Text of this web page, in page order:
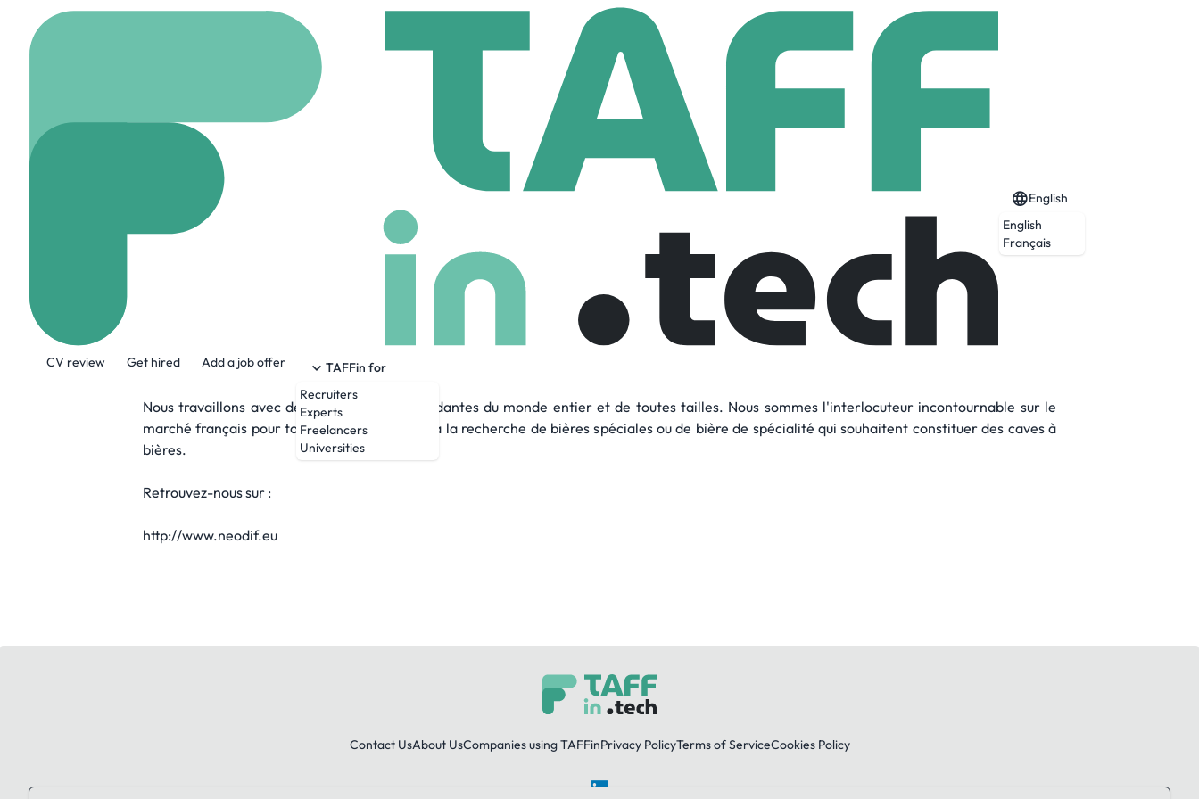
CV review Get hired Add a job offer
TAFFin for
Recruiters
Experts
Freelancers
Universities
English
English
Français
47 Employees
Fondée en 2007 par Gildas Hays, la société NEODIF est spécialisée dans les bières spéciales et de spécialité en bouteilles et en fûts.
Nous travaillons avec des brasseries indépendantes du monde entier et de toutes tailles. Nous sommes l'interlocuteur incontournable sur le
marché français pour tous les professionnels à la recherche de bières spéciales ou de bière de spécialité qui souhaitent constituer des caves à
bières.
Retrouvez-nous sur :
http://www.neodif.eu
Contact UsAbout UsCompanies using TAFFinPrivacy PolicyTerms of ServiceCookies Policy